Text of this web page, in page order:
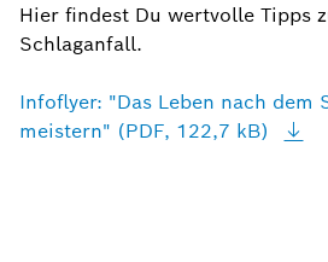
Hier findest Du wertvolle Tipps
Schlaganfall.
Infoflyer: "Das Leben nach dem
meistern" (PDF, 122,7 kB)